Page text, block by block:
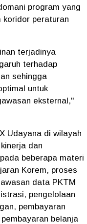
program yang
peraturan
terjadinya
terhadap
sehingga
untuk
eksternal,"
Udayana di wilayah
dan
beberapa materi
Korem, proses
data PKTM
pengelolaan
pembayaran
belanja